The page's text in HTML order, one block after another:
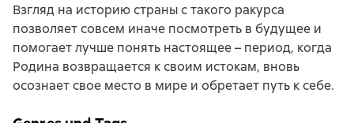
Взгляд на историю страны с такого ракурса
позволяет совсем иначе посмотреть в будущее и
помогает лучше понять настоящее – период, когда
Родина возвращается к своим истокам, вновь
осознает свое место в мире и обретает путь к себе.